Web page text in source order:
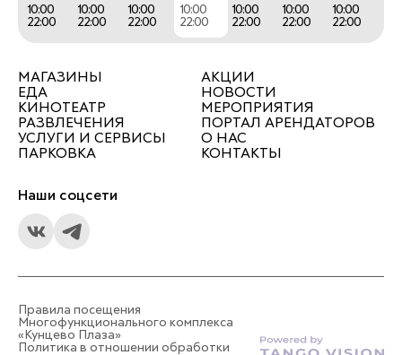
10:00
22:00
10:00
22:00
10:00
22:00
10:00
22:00
10:00
22:00
10:00
22:00
10:00
22:00
МАГАЗИНЫ
ЕДА
КИНОТЕАТР
РАЗВЛЕЧЕНИЯ
УСЛУГИ И СЕРВИСЫ
ПАРКОВКА
АКЦИИ
НОВОСТИ
МЕРОПРИЯТИЯ
ПОРТАЛ АРЕНДАТОРОВ
О НАС
КОНТАКТЫ
Наши соцсети
Правила посещения
Многофункционального комплекса
«Кунцево Плаза»
Политика в отношении обработки